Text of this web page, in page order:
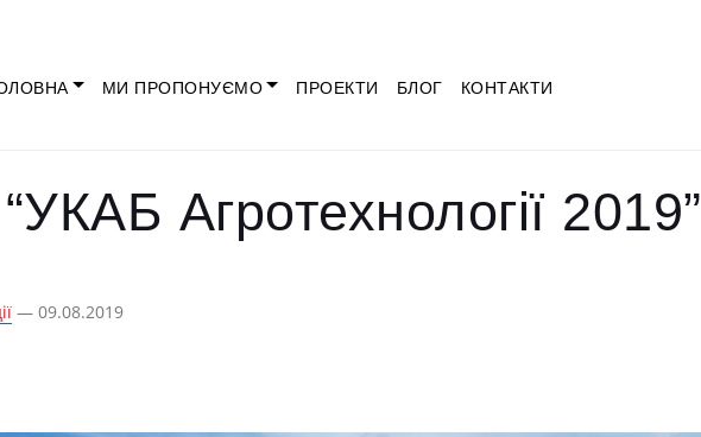
МИ ПРОПОНУЄМО ПРОЕКТИ БЛОГ КОНТАКТИ
Агротехнології 2019”
— 09.08.2019